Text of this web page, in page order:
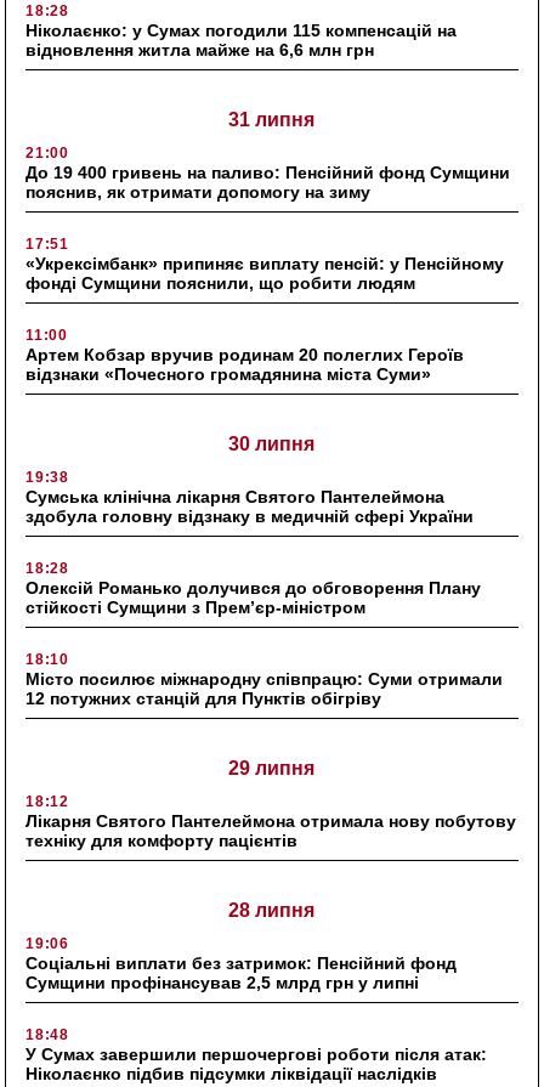
18:28
Ніколаєнко: у Сумах погодили 115 компенсацій на
відновлення житла майже на 6,6 млн грн
31 липня
21:00
До 19 400 гривень на паливо: Пенсійний фонд Сумщини
пояснив, як отримати допомогу на зиму
17:51
«Укрексімбанк» припиняє виплату пенсій: у Пенсійному
фонді Сумщини пояснили, що робити людям
11:00
Артем Кобзар вручив родинам 20 полеглих Героїв
відзнаки «Почесного громадянина міста Суми»
30 липня
19:38
Сумська клінічна лікарня Святого Пантелеймона
здобула головну відзнаку в медичній сфері України
18:28
Олексій Романько долучився до обговорення Плану
стійкості Сумщини з Прем’єр-міністром
18:10
Місто посилює міжнародну співпрацю: Суми отримали
12 потужних станцій для Пунктів обігріву
29 липня
18:12
Лікарня Святого Пантелеймона отримала нову побутову
техніку для комфорту пацієнтів
28 липня
19:06
Соціальні виплати без затримок: Пенсійний фонд
Сумщини профінансував 2,5 млрд грн у липні
18:48
У Сумах завершили першочергові роботи після атак:
Ніколаєнко підбив підсумки ліквідації наслідків